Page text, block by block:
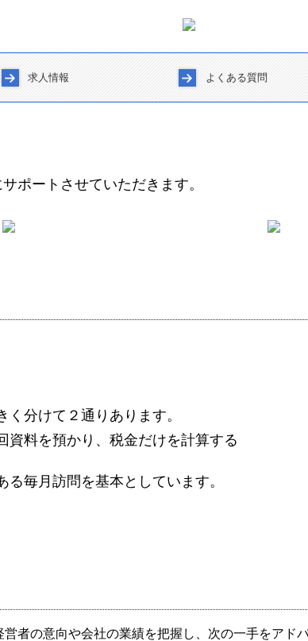
求人情報 よくある質問
ポートさせていただきます。
分けて２通りあります。
資料を預かり、税金だけを計算する
毎月訪問を基本としています。
者の意向や会社の業績を把握し、次の一手をアドバ